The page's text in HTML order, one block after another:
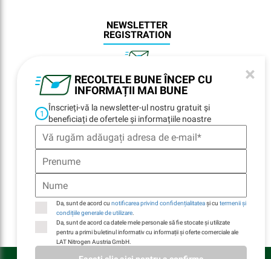
RECOLTELE BUNE ÎNCEP CU
INFORMAȚII MAI BUNE
×
1
Înscrieți-vă la newsletter-ul nostru gratuit și
beneficiați de ofertele și informațiile noastre
Da, sunt de acord cu notificarea privind confidențialitateași cu termenii și
condițiile generale de utilizare
Da, sunt de acord ca datele mele personale să fie stocate și utilizate
pentru a primi buletinul informativ cu informații și oferte comerciale ale
LAT Nitrogen Austria GmbH.
NEWSLETTER
REGISTRATION
NAVIGARE
Home
Locații
Contacte
E-Billing
Companie